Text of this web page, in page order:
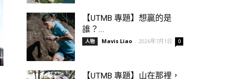
【UTMB 專題】想贏的是
誰？...
人物 Mavis Liao - 2026年7月1日 0
【UTMB 專題】山在那裡，